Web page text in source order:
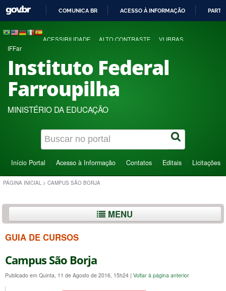
COMUNICA BR ACESSO À INFORMAÇÃO
ACESSIBILIDADE ALTO CONTRASTE VLIBRAS
IFFar
Instituto Federal
Farroupilha
MINISTÉRIO DA EDUCAÇÃO
Início Portal Acesso à Informação Contatos Editais Licitações
PÁGINA INICIAL > CAMPUS SÃO BORJA
MENU
GUIA DE CURSOS
Campus São Borja
Publicado em Quinta, 11 de Agosto de 2016, 15h24 | Voltar à página anterior